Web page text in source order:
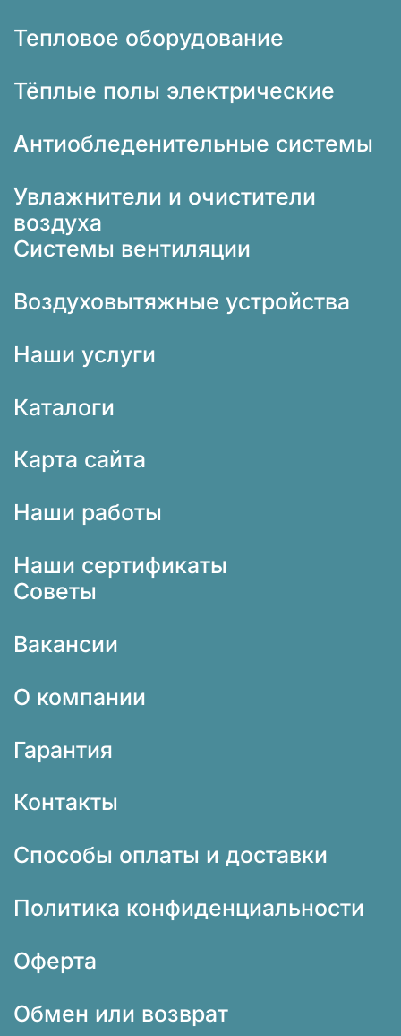
Тепловое оборудование
Тёплые полы электрические
Антиобледенительные системы
Увлажнители и очистители
воздуха
Системы вентиляции
Воздуховытяжные устройства
Наши услуги
Каталоги
Карта сайта
Наши работы
Наши сертификаты
Советы
Вакансии
О компании
Гарантия
Контакты
Способы оплаты и доставки
Политика конфиденциальности
Оферта
Обмен или возврат